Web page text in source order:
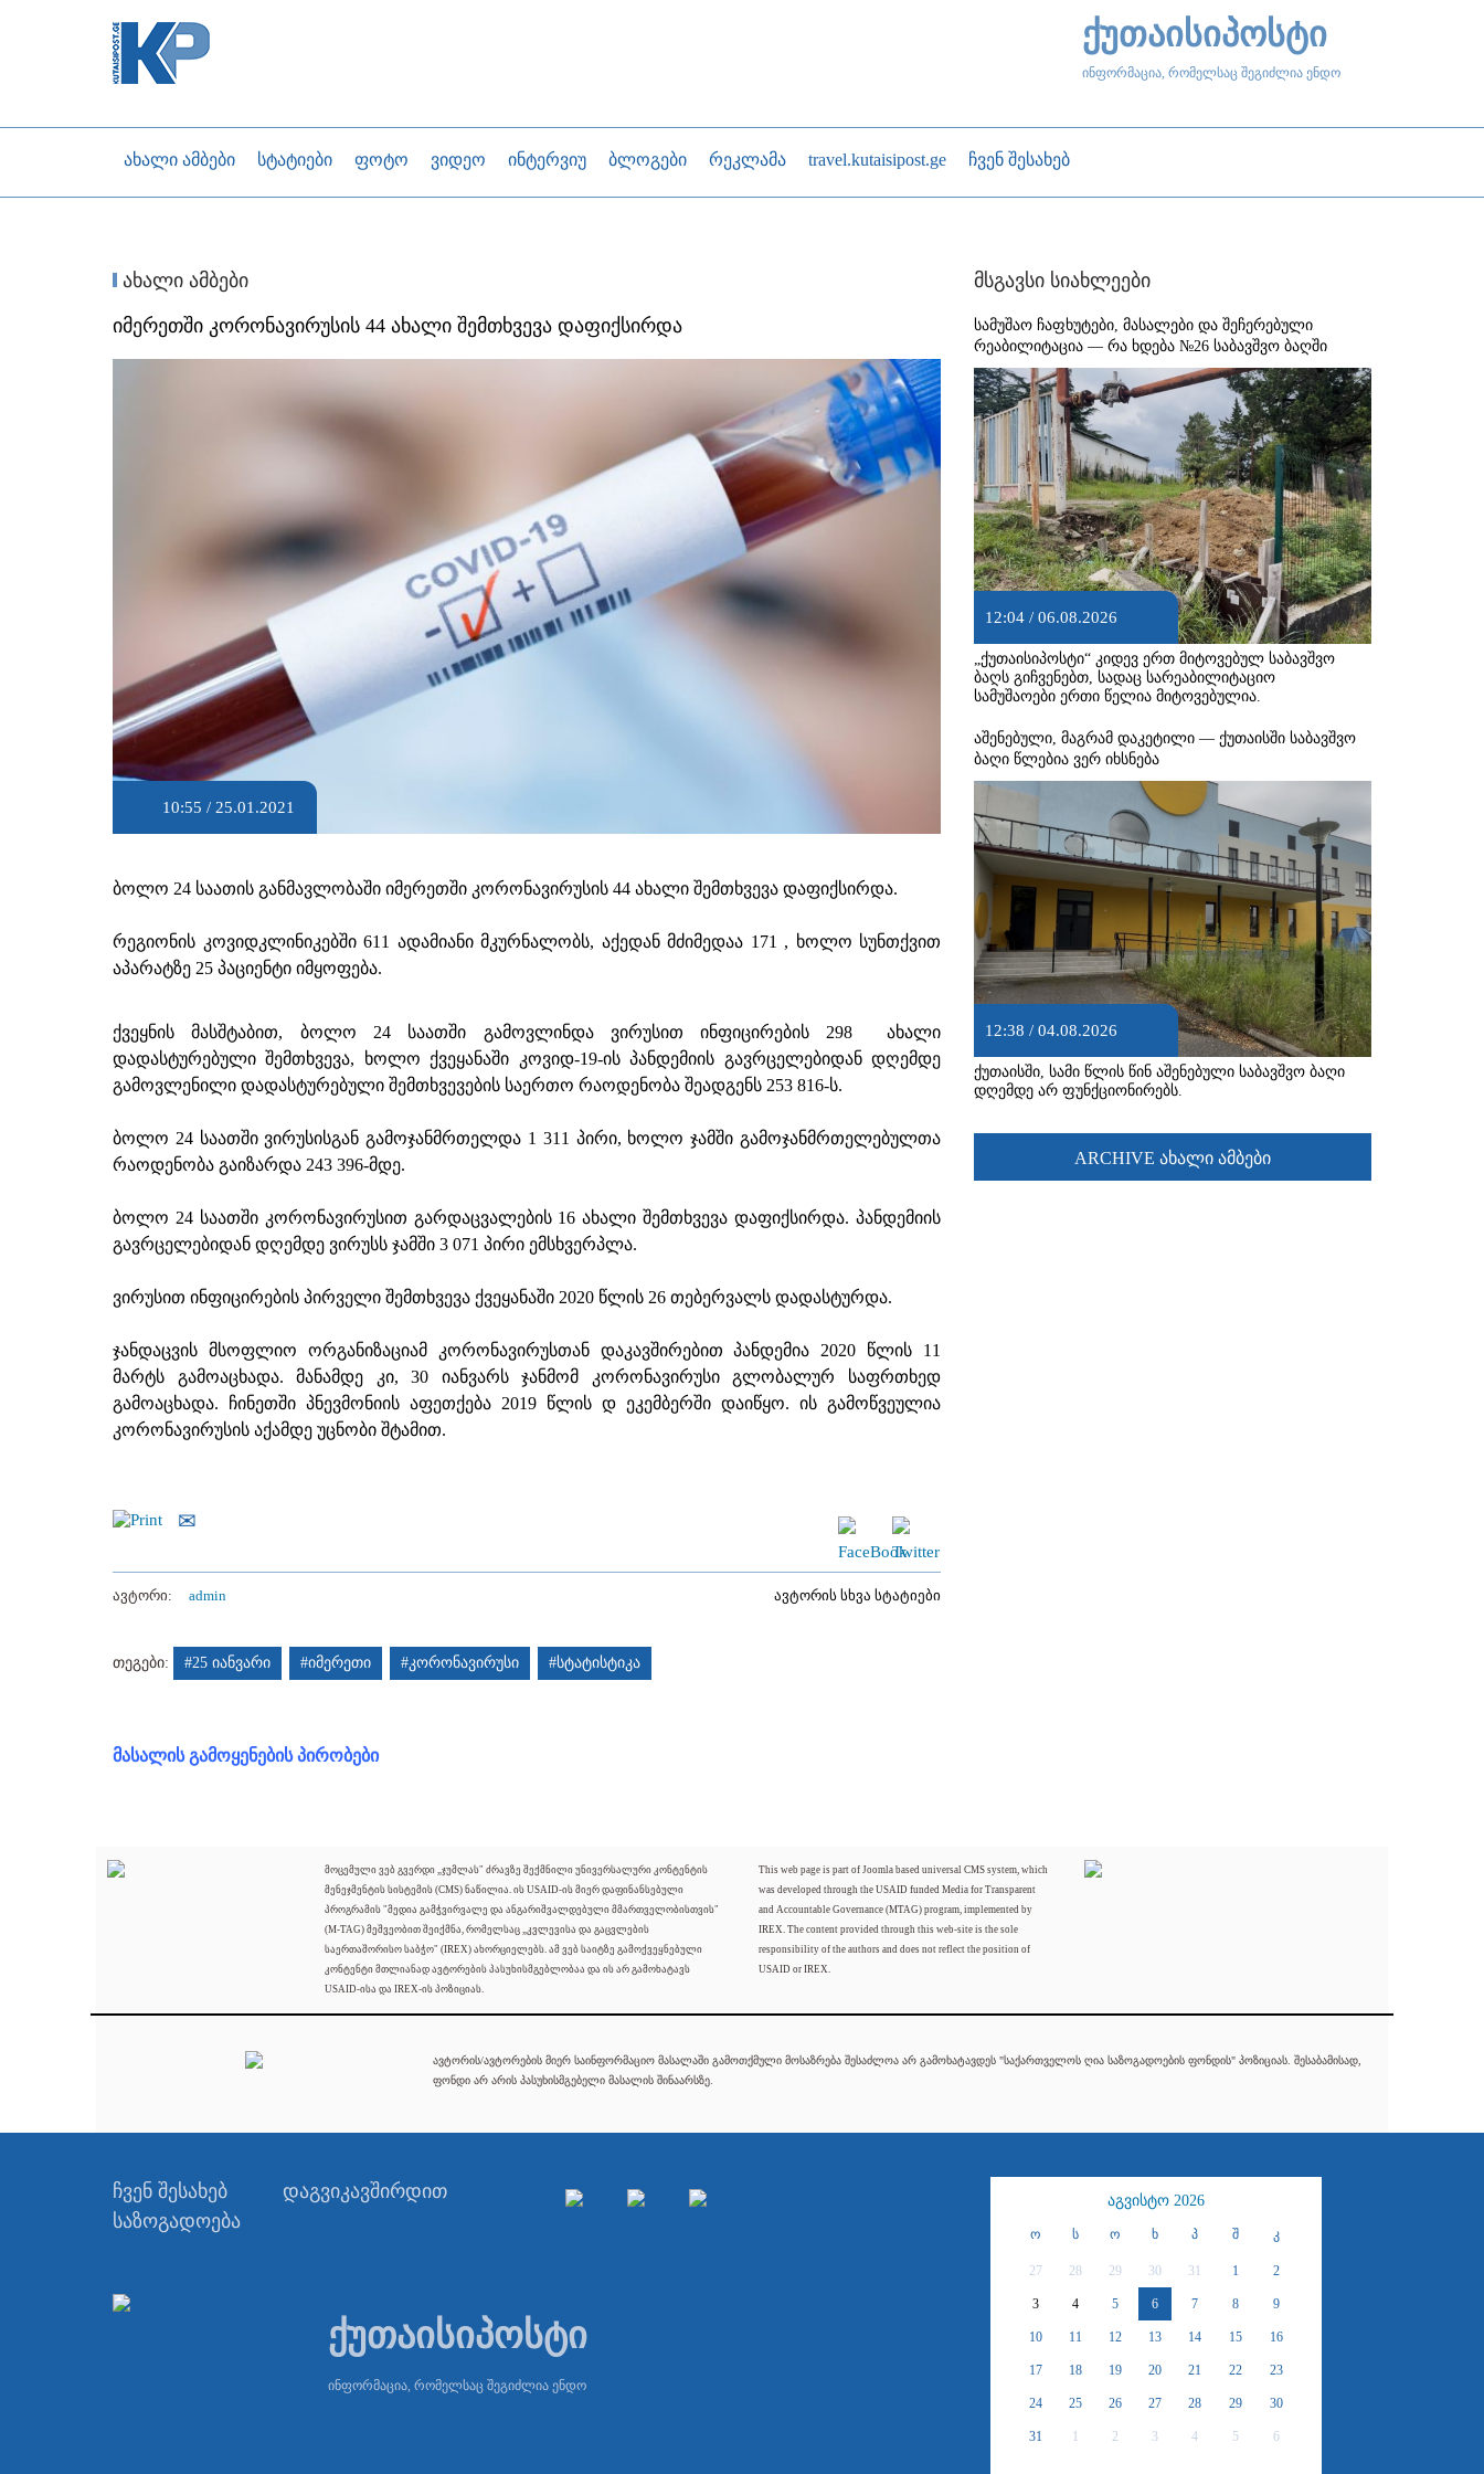
ქუთაისიპოსტი
ინფორმაცია, რომელსაც შეგიძლია ენდო
ახალი ამბები სტატიები ფოტო ვიდეო ინტერვიუ ბლოგები რეკლამა travel.kutaisipost.ge ჩვენ შესახებ
ახალი ამბები
იმერეთში კორონავირუსის 44 ახალი შემთხვევა დაფიქსირდა
10:55 / 25.01.2021
ბოლო 24 საათის განმავლობაში იმერეთში კორონავირუსის 44 ახალი შემთხვევა დაფიქსირდა.
რეგიონის კოვიდკლინიკებში 611 ადამიანი მკურნალობს, აქედან მძიმედაა 171 , ხოლო სუნთქვით
აპარატზე 25 პაციენტი იმყოფება.
ქვეყნის მასშტაბით, ბოლო 24 საათში გამოვლინდა ვირუსით ინფიცირების 298 ახალი
დადასტურებული შემთხვევა, ხოლო ქვეყანაში კოვიდ-19-ის პანდემიის გავრცელებიდან დღემდე
გამოვლენილი დადასტურებული შემთხვევების საერთო რაოდენობა შეადგენს 253 816-ს.
ბოლო 24 საათში ვირუსისგან გამოჯანმრთელდა 1 311 პირი, ხოლო ჯამში გამოჯანმრთელებულთა
რაოდენობა გაიზარდა 243 396-მდე.
ბოლო 24 საათში კორონავირუსით გარდაცვალების 16 ახალი შემთხვევა დაფიქსირდა. პანდემიის
გავრცელებიდან დღემდე ვირუსს ჯამში 3 071 პირი ემსხვერპლა.
ვირუსით ინფიცირების პირველი შემთხვევა ქვეყანაში 2020 წლის 26 თებერვალს დადასტურდა.
ჯანდაცვის მსოფლიო ორგანიზაციამ კორონავირუსთან დაკავშირებით პანდემია 2020 წლის 11
მარტს გამოაცხადა. მანამდე კი, 30 იანვარს ჯანმომ კორონავირუსი გლობალურ საფრთხედ
გამოაცხადა. ჩინეთში პნევმონიის აფეთქება 2019 წლის დ ეკემბერში დაიწყო. ის გამოწვეულია
კორონავირუსის აქამდე უცნობი შტამით.
ავტორი: admin ავტორის სხვა სტატიები
თეგები: #25 იანვარი #იმერეთი #კორონავირუსი #სტატისტიკა
მასალის გამოყენების პირობები
მსგავსი სიახლეები
სამუშაო ჩაფხუტები, მასალები და შეჩერებული
რეაბილიტაცია — რა ხდება №26 საბავშვო ბაღში
12:04 / 06.08.2026
„ქუთაისიპოსტი“ კიდევ ერთ მიტოვებულ საბავშვო
ბაღს გიჩვენებთ, სადაც სარეაბილიტაციო
სამუშაოები ერთი წელია მიტოვებულია.
აშენებული, მაგრამ დაკეტილი — ქუთაისში საბავშვო
ბაღი წლებია ვერ იხსნება
12:38 / 04.08.2026
ქუთაისში, სამი წლის წინ აშენებული საბავშვო ბაღი
დღემდე არ ფუნქციონირებს.
ARCHIVE ახალი ამბები
მოცემული ვებ გვერდი „ჯუმლას" ძრავზე შექმნილი უნივერსალური კონტენტის
მენეჯმენტის სისტემის (CMS) ნაწილია. ის USAID-ის მიერ დაფინანსებული
პროგრამის "მედია გამჭვირვალე და ანგარიშვალდებული მმართველობისთვის"
(M-TAG) მეშვეობით შეიქმნა, რომელსაც „კვლევისა და გაცვლების
საერთაშორისო საბჭო" (IREX) ახორციელებს. ამ ვებ საიტზე გამოქვეყნებული
კონტენტი მთლიანად ავტორების პასუხისმგებლობაა და ის არ გამოხატავს
USAID-ისა და IREX-ის პოზიციას.
This web page is part of Joomla based universal CMS system, which
was developed through the USAID funded Media for Transparent
and Accountable Governance (MTAG) program, implemented by
IREX. The content provided through this web-site is the sole
responsibility of the authors and does not reflect the position of
USAID or IREX.
ავტორის/ავტორების მიერ საინფორმაციო მასალაში გამოთქმული მოსაზრება შესაძლოა არ გამოხატავდეს "საქართველოს ღია საზოგადოების ფონდის" პოზიციას. შესაბამისად,
ფონდი არ არის პასუხისმგებელი მასალის შინაარსზე.
ჩვენ შესახებ
დაგვიკავშირდით
საზოგადოება
ქუთაისიპოსტი
ინფორმაცია, რომელსაც შეგიძლია ენდო
აგვისტო 2026
ო ს ო ხ პ შ კ
27 28 29 30 31 1 2
3 4 5 6 7 8 9
10 11 12 13 14 15 16
17 18 19 20 21 22 23
24 25 26 27 28 29 30
31 1 2 3 4 5 6